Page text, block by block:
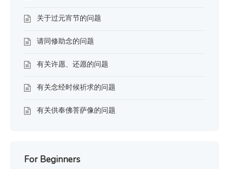
关于过元宵节的问题
请同修助念的问题
有关许愿、还愿的问题
有关念经时候祈求的问题
有关供奉佛菩萨像的问题
For Beginners